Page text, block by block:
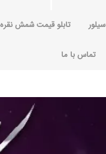
تابلو قیمت شمش نقره
تماس با ما